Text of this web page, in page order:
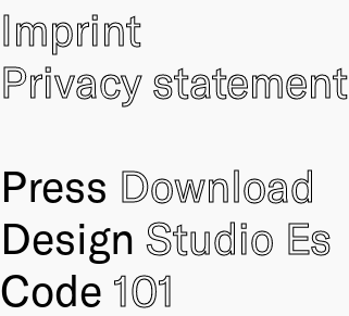
Imprint
Privacy statement
Press Download
Design Studio Es
Code 101